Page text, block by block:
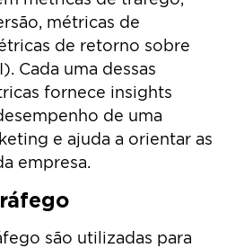
métricas de
de retorno sobre
Cada uma dessas
fornece insights
de uma
e ajuda a orientar as
empresa.
são utilizadas para